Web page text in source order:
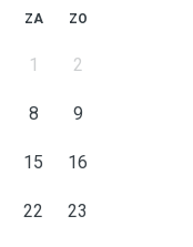
ZA ZO
1 2
8 9
15 16
22 23